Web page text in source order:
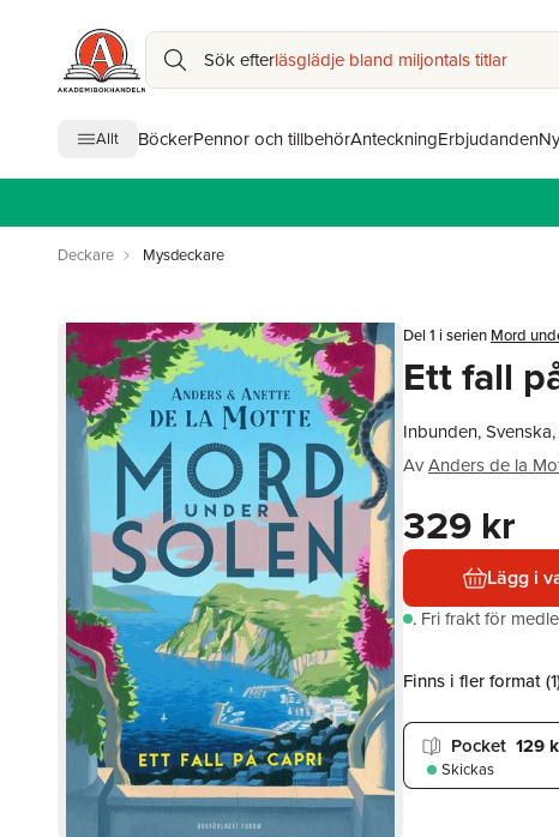
Sök efterläsglädje bland miljontals titlar
Allt BöckerPennor och tillbehörAnteckningErbjudanden
Deckare Mysdeckare
Del 1 i serien Mord
Ett fall
Inbunden,
AvAnders de la
329 kr
Lägg i
. Fri frakt för
Finns i fler format (1
Pocket 129
Skickas